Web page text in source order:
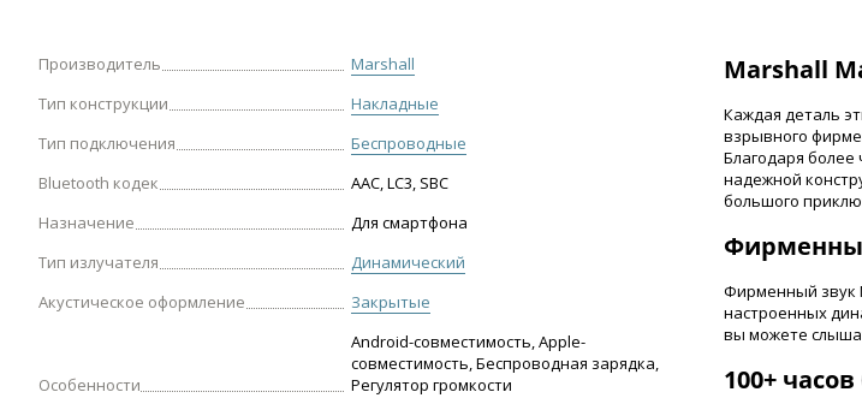
Производитель
Marshall
Тип конструкции
Накладные
Тип подключения
Беспроводные
Bluetooth кодек
AAC, LC3, SBC
Назначение
Для смартфона
Тип излучателя
Динамический
Акустическое оформление
Закрытые
Особенности
Android-совместимость, Apple-
совместимость, Беспроводная зарядка,
Регулятор громкости
Marshall
Каждая деталь
взрывного
Благодаря более
надежной
большого
Фирменный звук
настроенных
вы можете
100+